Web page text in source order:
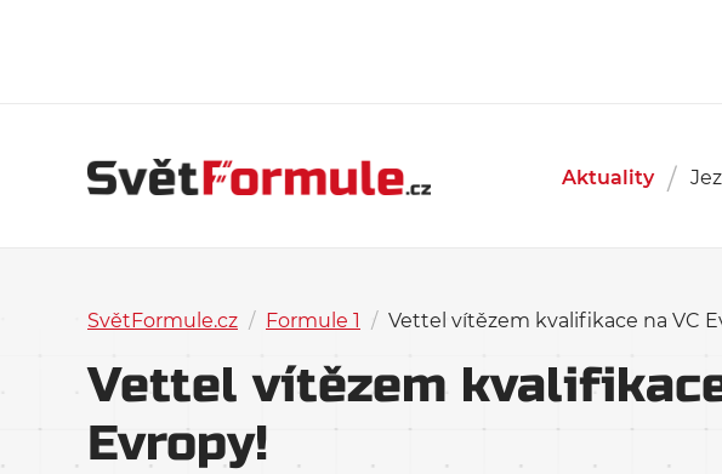
Aktuality
SvětFormule.cz / Formule 1 / Vettel vítězem kvalifikace na VC
Vettel vítězem
Evropy!